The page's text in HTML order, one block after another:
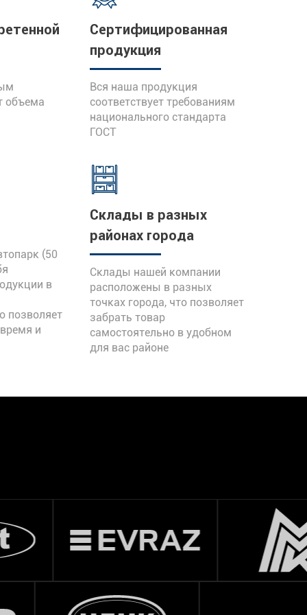
объема
Сертифицированная
продукция
Вся наша продукция
соответствует требованиям
национального стандарта
ГОСТ
(50
в
позволяет
и
Склады в разных
районах города
Склады нашей компании
расположены в разных
точках города, что позволяет
забрать товар
самостоятельно в удобном
для вас районе